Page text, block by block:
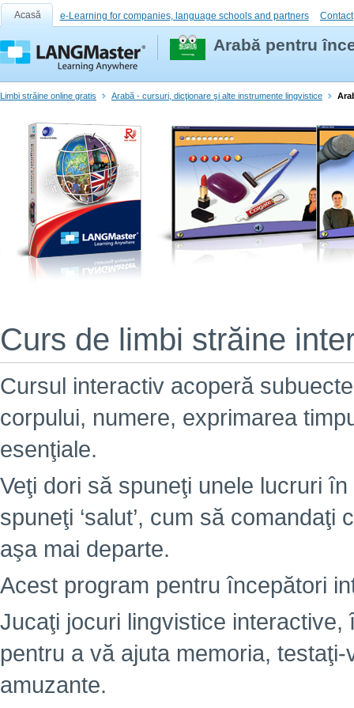
Acasă e-Learning for companies, language schools and partners Contact
Arabă pentru
Limbi străine online gratis Arabă - cursuri, dicţionare şi alte instrumente lingvistice
Curs de limbi străine
Cursul interactiv acoperă
corpului, numere, exprimarea
esenţiale.
Veţi dori să spuneţi unele lucruri
spuneţi ‘salut’, cum să
aşa mai departe.
Acest program pentru începători
Jucaţi jocuri lingvistice
pentru a vă ajuta memoria,
amuzante.